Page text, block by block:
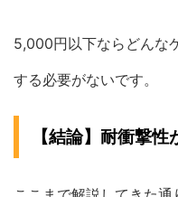
5,000円以下ならどんな
する必要がないです。
【結論】耐衝撃